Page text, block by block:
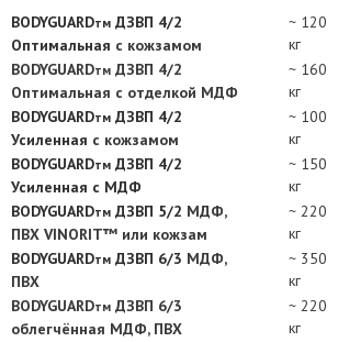
BODYGUARDтм ДЗВП 4/2
Оптимальная с кожзамом
~ 120
кг
BODYGUARDтм ДЗВП 4/2
Оптимальная c отделкой МДФ
~ 160
кг
BODYGUARDтм ДЗВП 4/2
Усиленная с кожзамом
~ 100
кг
BODYGUARDтм ДЗВП 4/2
Усиленная с МДФ
~ 150
кг
BODYGUARDтм ДЗВП 5/2 МДФ,
ПВХ VINORIT™ или кожзам
~ 220
кг
BODYGUARDтм ДЗВП 6/3 МДФ,
ПВХ
~ 350
кг
BODYGUARDтм ДЗВП 6/3
облегчённая МДФ, ПВХ
~ 220
кг